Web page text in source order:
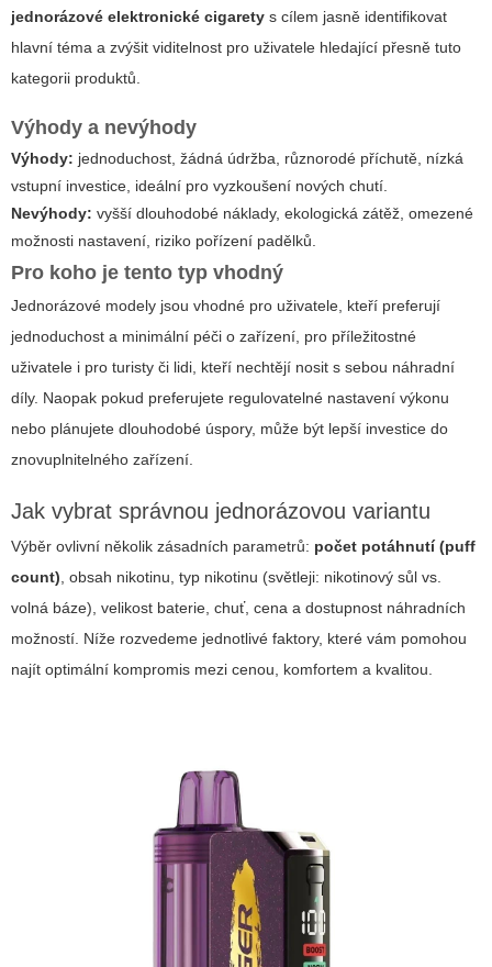
jednorázové elektronické cigarety s cílem jasně identifikovat
hlavní téma a zvýšit viditelnost pro uživatele hledající přesně tuto
kategorii produktů.
Výhody a nevýhody
Výhody: jednoduchost, žádná údržba, různorodé příchutě, nízká
vstupní investice, ideální pro vyzkoušení nových chutí.
Nevýhody: vyšší dlouhodobé náklady, ekologická zátěž, omezené
možnosti nastavení, riziko pořízení padělků.
Pro koho je tento typ vhodný
Jednorázové modely jsou vhodné pro uživatele, kteří preferují
jednoduchost a minimální péči o zařízení, pro příležitostné
uživatele i pro turisty či lidi, kteří nechtějí nosit s sebou náhradní
díly. Naopak pokud preferujete regulovatelné nastavení výkonu
nebo plánujete dlouhodobé úspory, může být lepší investice do
znovuplnitelného zařízení.
Jak vybrat správnou jednorázovou variantu
Výběr ovlivní několik zásadních parametrů: počet potáhnutí (puff
count) , obsah nikotinu, typ nikotinu (světleji: nikotinový sůl vs.
volná báze), velikost baterie, chuť, cena a dostupnost náhradních
možností. Níže rozvedeme jednotlivé faktory, které vám pomohou
najít optimální kompromis mezi cenou, komfortem a kvalitou.